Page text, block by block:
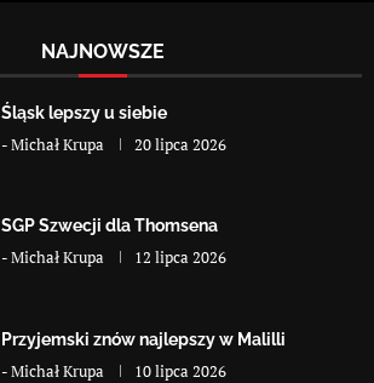
NAJNOWSZE
Śląsk lepszy u siebie
-Michał Krupa 20 lipca 2026
SGP Szwecji dla Thomsena
-Michał Krupa 12 lipca 2026
Przyjemski znów najlepszy w Malilli
-Michał Krupa 10 lipca 2026